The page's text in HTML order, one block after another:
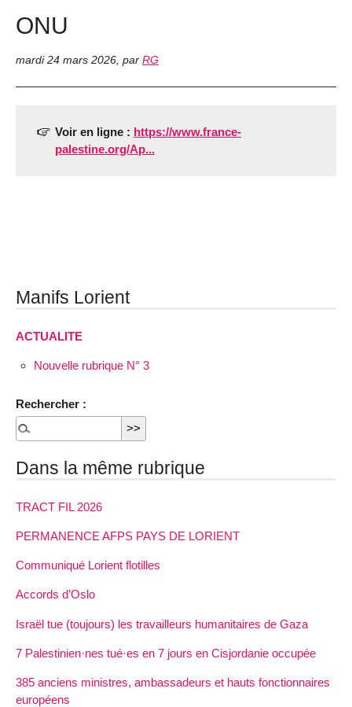
ONU
mardi 24 mars 2026, par RG
Voir en ligne : https://www.france-
palestine.org/Ap...
Manifs Lorient
ACTUALITE
Nouvelle rubrique N° 3
Rechercher :
Dans la même rubrique
TRACT FIL 2026
PERMANENCE AFPS PAYS DE LORIENT
Communiqué Lorient flotilles
Accords d’Oslo
Israël tue (toujours) les travailleurs humanitaires de Gaza
7 Palestinien·nes tué·es en 7 jours en Cisjordanie occupée
385 anciens ministres, ambassadeurs et hauts fonctionnaires
européens